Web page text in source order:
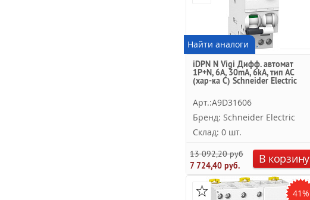
Найти аналоги
iDPN N Vigi Дифф. автомат
1P+N, 6A, 30mA, 6kA, тип AС
(хар-ка C) Schneider Electric
Арт.:A9D31606
Бренд: Schneider Electric
Склад: 0 шт.
13 092,20 руб.
7 724,40 руб.
В корзину
41%